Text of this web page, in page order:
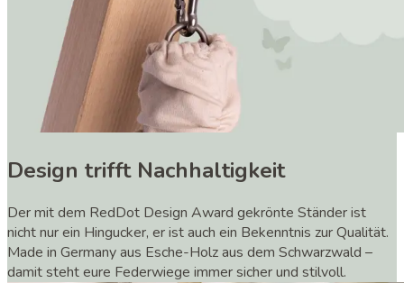
Design trifft Nachhaltigkeit
Der mit dem RedDot Design Award gekrönte Ständer ist
nicht nur ein Hingucker, er ist auch ein Bekenntnis zur Qualität.
Made in Germany aus Esche-Holz aus dem Schwarzwald –
damit steht eure Federwiege immer sicher und stilvoll.